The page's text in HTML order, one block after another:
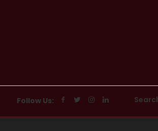
Follow Us: